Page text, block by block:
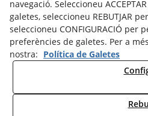
navegació. Seleccioneu
galetes, seleccioneu REBUTJAR
seleccioneu CONFIGURACIÓ per
preferències de galetes. Per a
nostra: Política de Galetes